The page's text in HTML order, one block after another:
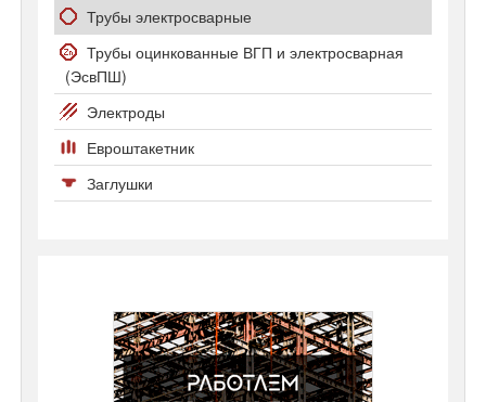
Трубы электросварные
Трубы оцинкованные ВГП и электросварная
(ЭсвПШ)
Электроды
Евроштакетник
Заглушки